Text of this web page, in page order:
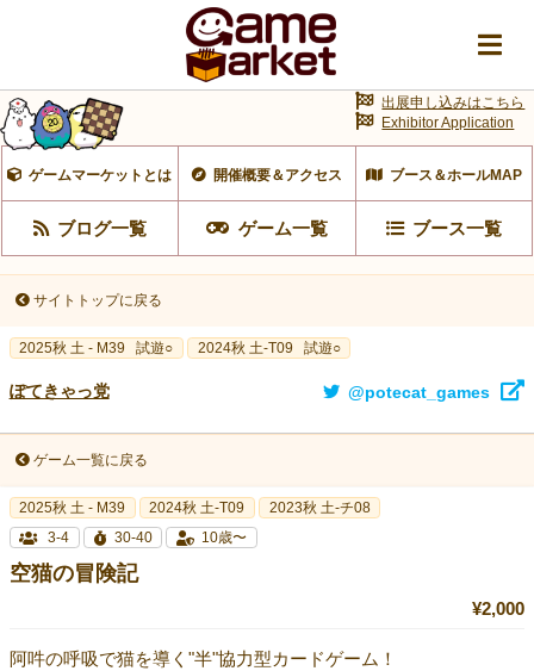
ゲームマーケットとは 開催概要＆アクセス ブース＆ホールMAP
ブログ一覧 ゲーム一覧 ブース一覧
出展申し込みはこちら
Exhibitor Application
サイトトップに戻る
2025秋 土 - M39 試遊○ 2024秋 土-T09 試遊○
ぽてきゃっ党 @potecat_games
ゲーム一覧に戻る
2025秋 土 - M39 2024秋 土-T09
2023秋 土-チ08
3-4
30-40 10歳〜
空猫の冒険記
¥2,000
阿吽の呼吸で猫を導く"半"協力型カードゲーム！